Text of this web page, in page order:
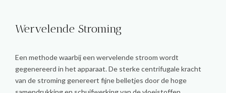
Wervelende Stroming
Een methode waarbij een wervelende stroom wordt
gegenereerd in het apparaat. De sterke centrifugale kracht
van de stroming genereert fijne belletjes door de hoge